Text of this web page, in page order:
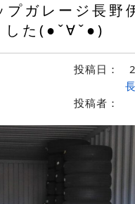
プガレージ長野
た(●ˇ∀ˇ●)
投稿日：
投稿者：